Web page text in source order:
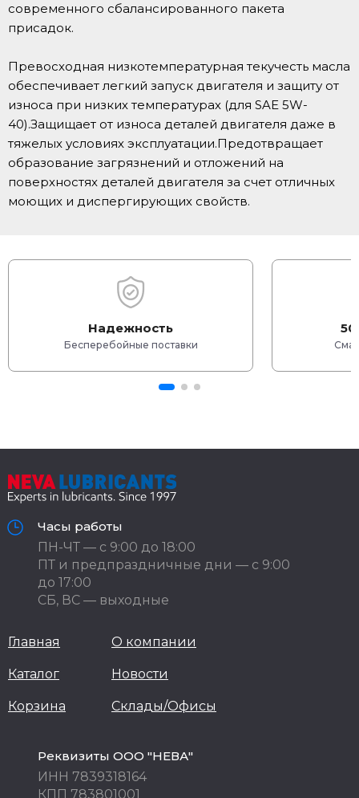
современного сбалансированного пакета
присадок.
Превосходная низкотемпературная текучесть масла
обеспечивает легкий запуск двигателя и защиту от
износа при низких температурах (для SAE 5W-
40).Защищает от износа деталей двигателя даже в
тяжелых условиях эксплуатации.Предотвращает
образование загрязнений и отложений на
поверхностях деталей двигателя за счет отличных
моющих и диспергирующих свойств.
Надежность
Бесперебойные поставки
Часы работы
ПН-ЧТ — с 9:00 до 18:00
ПТ и предпраздничные дни — с 9:00
до 17:00
СБ, ВС — выходные
Главная
Каталог
Корзина
О компании
Новости
Склады/Офисы
Реквизиты ООО "НЕВА"
ИНН 7839318164
КПП 783801001